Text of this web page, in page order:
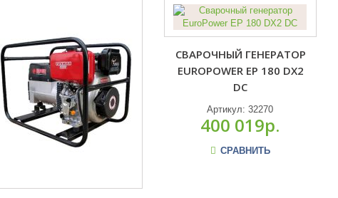
СВАРОЧНЫЙ ГЕНЕРАТОР
EUROPOWER EP 180 DX2
DC
Артикул:32270
400 019р.
СРАВНИТЬ